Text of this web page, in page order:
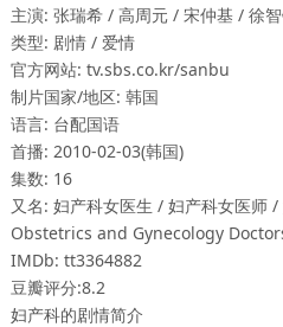
主演: 张瑞希 / 高周元 / 宋仲基 / 徐
类型: 剧情 / 爱情
官方网站: tv.sbs.co.kr/sanbu
制片国家/地区: 韩国
语言: 台配国语
首播: 2010-02-03(韩国)
集数: 16
又名: 妇产科女医生 / 妇产科女医师
Obstetrics and Gynecology
IMDb: tt3364882
豆瓣评分:8.2
妇产科的剧情简介